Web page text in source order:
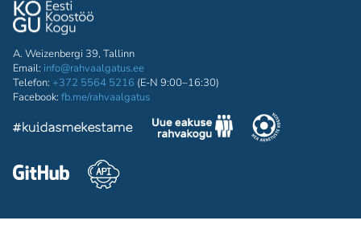
A. Weizenbergi 39, Tallinn
Email: info@rahvaalgatus.ee
Telefon: +372 5564 5216 (E-N 9:00–16:30)
Facebook: fb.me/rahvaalgatus